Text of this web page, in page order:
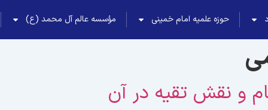
حوزه علمیه امام خمینی مؤسسه عالم آل محمد (ع)
و نقش تقيه در آن